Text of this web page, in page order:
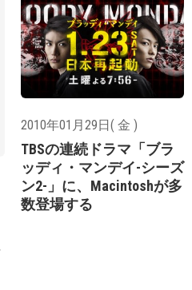
2010年01月29日( 金 )
TBSの連続ドラマ「ブラ
ッディ・マンデイ-シーズ
ン2-」に、Macintoshが多
数登場する